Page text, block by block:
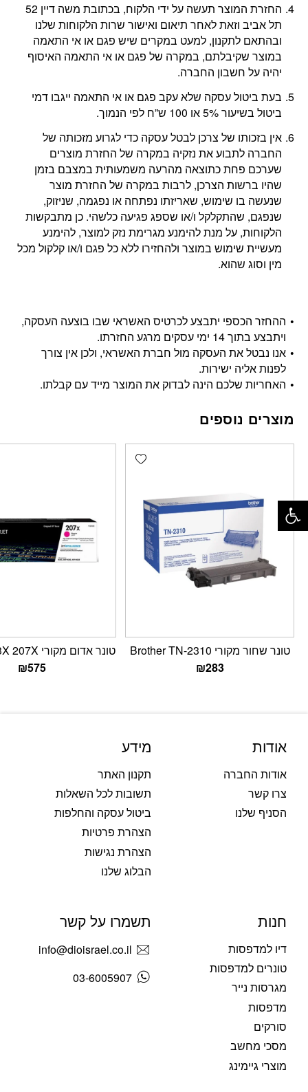
החזרת המוצר תעשה על ידי הלקוח, בכתובת משה דיין 52
תל אביב וזאת לאחר תיאום ואישור שרות הלקוחות שלנו
ובהתאם לתקנון, למעט במקרים שיש פגם או אי התאמה
במוצר שקיבלתם, במקרה של פגם או אי התאמה האיסוף
יהיה על חשבון החברה.
בעת ביטול עסקה שלא עקב פגם או אי התאמה ייגבו דמי
ביטול בשיעור 5% או 100 ש”ח לפי הנמוך.
אין בזכותו של צרכן לבטל עסקה כדי לגרוע מזכותה של
החברה לתבוע את נזקיה במקרה של החזרת מוצרים
שערכם פחת כתוצאה מהרעה משמעותית במצבם בזמן
שהיו ברשות הצרכן, לרבות במקרה של החזרת מוצר
שנעשה בו שימוש, שאריזתו נפתחה או נפגמה, שניזוק,
שנפגם, שהתקלקל ו/או שספג פגיעה כלשהי. כן מתבקשות
הלקוחות, על מנת להימנע מגרימת נזק למוצר, להימנע
מעשיית שימוש במוצר ולהחזירו ללא כל פגם ו/או קלקול מכל
מין וסוג שהוא.
ההחזר הכספי יתבצע לכרטיס האשראי שבו בוצעה העסקה,
ויתבצע בתוך 14 ימי עסקים מרגע החזרתו.
אנו נבטל את העסקה מול חברת האשראי, ולכן אין צורך
לפנות אליה ישירות.
האחריות שלכם הינה לבדוק את המוצר מייד עם קבלתו.
מוצרים נוספים
Add wishlist
טונר שחור מקורי Brother TN-2310
₪283
טונר אדום מקורי HP W2213X 207X
₪575
אודות
אודות החברה
צרו קשר
הסניף שלנו
מידע
תקנון האתר
תשובות לכל השאלות
ביטול עסקה והחלפות
הצהרת פרטיות
הצהרת נגישות
הבלוג שלנו
חנות
דיו למדפסות
טונרים למדפסות
מגרסות נייר
מדפסות
סורקים
מסכי מחשב
מוצרי גיימינג
תשמרו על קשר
info@dioisrael.co.il
03-6005907
פתח סרגל נגישות